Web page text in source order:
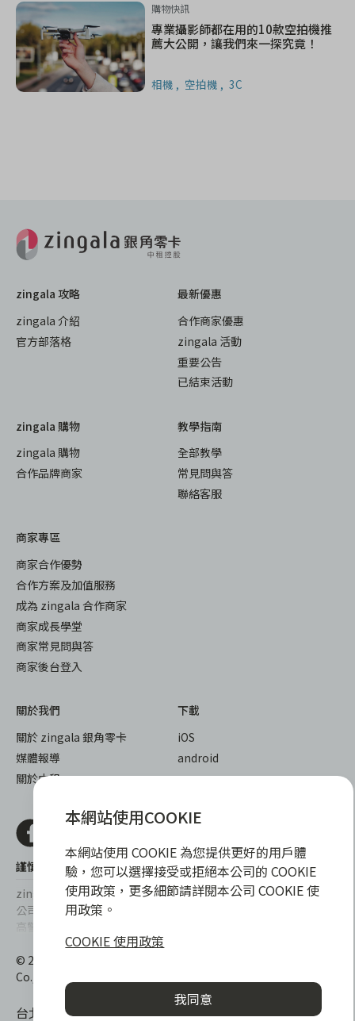
購物快訊
專業攝影師都在用的10款空拍機推
薦大公開，讓我們來一探究竟！
相機 空拍機 3C
zingala 攻略
zingala 介紹
官方部落格
最新優惠
合作商家優惠
zingala 活動
重要公告
已結束活動
zingala 購物
zingala 購物
合作品牌商家
教學指南
全部教學
常見問與答
聯絡客服
商家專區
商家合作優勢
合作方案及加值服務
成為 zingala 合作商家
商家成長學堂
商家常見問與答
商家後台登入
關於我們
關於 zingala 銀角零卡
媒體報導
關於中租
下載
iOS
android
謹慎衡量自身財務狀況，理性理財最安心
zingala銀角零卡/仲信資融沒有代辦公司及代辦業務，也未與代辦
公司合作，更不會要求您提供實體銀行提款卡或實體信用卡，請提
高警覺，勿受騙上當！
提醒您，消費前請審慎評估財務狀況，理性理財最安心。總費用年
百分率區間為0%~15.9%，實際費用率，仍以各合作商家提供之商
品或服務為準，且每一案件實際之年百分率仍視其個別產品及分期
往來條件而有所不同，總費用年百分率不等於分期費用率。
© 2022 仲信資融股份有限公司 Chailease Consumer Finance
Co., Ltd. All Rights Reserved.
台北市內湖區內湖路一段392號6F
本網站使用COOKIE
本網站使用 COOKIE 為您提供更好的用戶體
驗，您可以選擇接受或拒絕本公司的 COOKIE
使用政策，更多細節請詳閱本公司 COOKIE 使
用政策。
COOKIE 使用政策
我同意